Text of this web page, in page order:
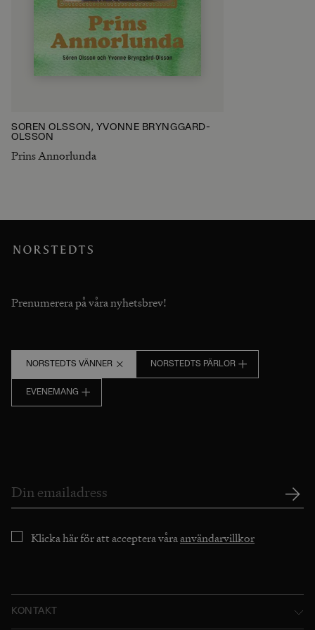
SÖREN OLSSON, YVONNE BRYNGGÅRD-
OLSSON
Prins Annorlunda
Prenumerera på våra nyhetsbrev!
NORSTEDTS VÄNNER NORSTEDTS PÄRLOR
EVENEMANG
Klicka här för att acceptera våraanvändarvillkor
KONTAKT